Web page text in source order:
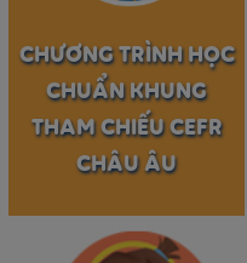
CHƯƠNG TRÌNH HỌC
CHUẨN KHUNG
THAM CHIẾU CEFR
CHÂU ÂU